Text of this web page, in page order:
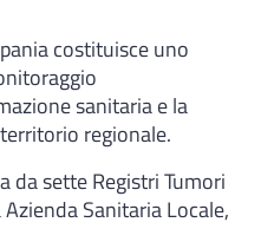
costituisce uno
sanitaria e la
regionale.
da sette Registri Tumori
Sanitaria Locale,